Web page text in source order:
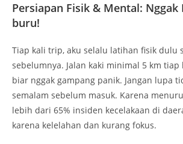
Persiapan Fisik & Mental: Nggak
buru!
Tiap kali trip, aku selalu latihan fisik dulu
sebelumnya. Jalan kaki minimal 5 km
biar nggak gampang panik. Jangan lupa
semalam sebelum masuk. Karena
lebih dari 65% insiden kecelakaan di
karena kelelahan dan kurang fokus.